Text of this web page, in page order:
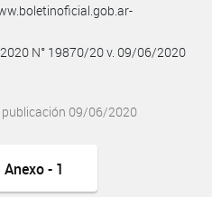
N° 19870/20 v. 09/06/2020
publicación 09/06/2020
Anexo - 1